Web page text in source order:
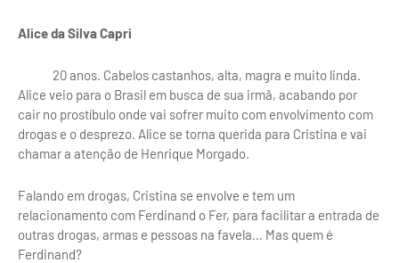
Alice da Silva Capri
20 anos. Cabelos castanhos, alta, magra e muito linda.
Alice veio para o Brasil em busca de sua irmã, acabando por
cair no prostíbulo onde vai sofrer muito com envolvimento com
drogas e o desprezo. Alice se torna querida para Cristina e vai
chamar a atenção de Henrique Morgado.
Falando em drogas, Cristina se envolve e tem um
relacionamento com Ferdinand o Fer, para facilitar a entrada de
outras drogas, armas e pessoas na favela… Mas quem é
Ferdinand?